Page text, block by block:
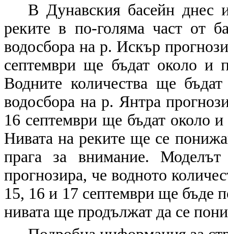
В Дунавския басейн днес
реките в по-голяма част от
водосбора на р. Искър
септември ще бъдат около и
Водните количества ще
водосбора на р. Янтра
16 септември ще бъдат около
Нивата на реките ще се
прага за внимание.
прогнозира, че водното
15, 16 и 17 септември ще бъде
нивата ще продължат да се